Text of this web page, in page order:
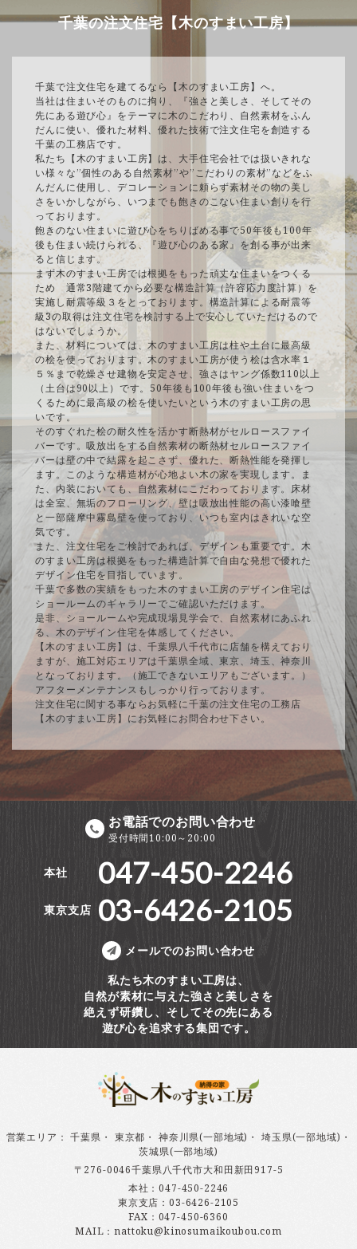
千葉の注文住宅【木のすまい工房】
千葉で注文住宅を建てるなら【木のすまい工房】へ。
当社は住まいそのものに拘り、『強さと美しさ、そしてその
先にある遊び心』をテーマに木のこだわり、自然素材をふん
だんに使い、優れた材料、優れた技術で注文住宅を創造する
千葉の工務店です。
私たち【木のすまい工房】は、大手住宅会社では扱いきれな
い様々な”個性のある自然素材”や”こだわりの素材”などをふ
んだんに使用し、デコレーションに頼らず素材その物の美し
さをいかしながら、いつまでも飽きのこない住まい創りを行
っております。
飽きのない住まいに遊び心をちりばめる事で50年後も100年
後も住まい続けられる、『遊び心のある家』を創る事が出来
ると信じます。
まず木のすまい工房では根拠をもった頑丈な住まいをつくる
ため 通常3階建てから必要な構造計算（許容応力度計算）を
実施し耐震等級３をとっております。構造計算による耐震等
級3の取得は注文住宅を検討する上で安心していただけるので
はないでしょうか。
また、材料については、木のすまい工房は柱や土台に最高級
の桧を使っております。木のすまい工房が使う桧は含水率１
５％まで乾燥させ建物を安定させ、強さはヤング係数110以上
（土台は90以上）です。50年後も100年後も強い住まいをつ
くるために最高級の桧を使いたいという木のすまい工房の思
いです。
そのすぐれた桧の耐久性を活かす断熱材がセルロースファイ
バーです。吸放出をする自然素材の断熱材セルロースファイ
バーは壁の中で結露を起こさず、優れた、断熱性能を発揮し
ます。このような構造材が心地よい木の家を実現します。ま
た、内装においても、自然素材にこだわっております。床材
は全室、無垢のフローリング、壁は吸放出性能の高い漆喰壁
と一部薩摩中霧島壁を使っており、いつも室内はきれいな空
気です。
また、注文住宅をご検討であれば、デザインも重要です。木
のすまい工房は根拠をもった構造計算で自由な発想で優れた
デザイン住宅を目指しています。
千葉で多数の実績をもった木のすまい工房のデザイン住宅は
ショールームのギャラリーでご確認いただけます。
是非、ショールームや完成現場見学会で、自然素材にあふれ
る、木のデザイン住宅を体感してください。
【木のすまい工房】は、千葉県八千代市に店舗を構えており
ますが、施工対応エリアは千葉県全域、東京、埼玉、神奈川
となっております。（施工できないエリアもございます。）
アフターメンテナンスもしっかり行っております。
注文住宅に関する事ならお気軽に千葉の注文住宅の工務店
【木のすまい工房】にお気軽にお問合わせ下さい。
お電話でのお問い合わせ
受付時間10:00～20:00
本社 047-450-2246
東京支店 03-6426-2105
メールでのお問い合わせ
私たち木のすまい工房は、
自然が素材に与えた強さと美しさを
絶えず研鑽し、そしてその先にある
遊び心を追求する集団です。
営業エリア ：千葉県 ・ 東京都 ・ 神奈川県(一部地域) ・ 埼玉県(一部地域) ・
茨城県(一部地域)
〒276-0046千葉県八千代市大和田新田917-5
本社：047-450-2246
東京支店：03-6426-2105
FAX：047-450-6360
MAIL：nattoku@kinosumaikoubou.com